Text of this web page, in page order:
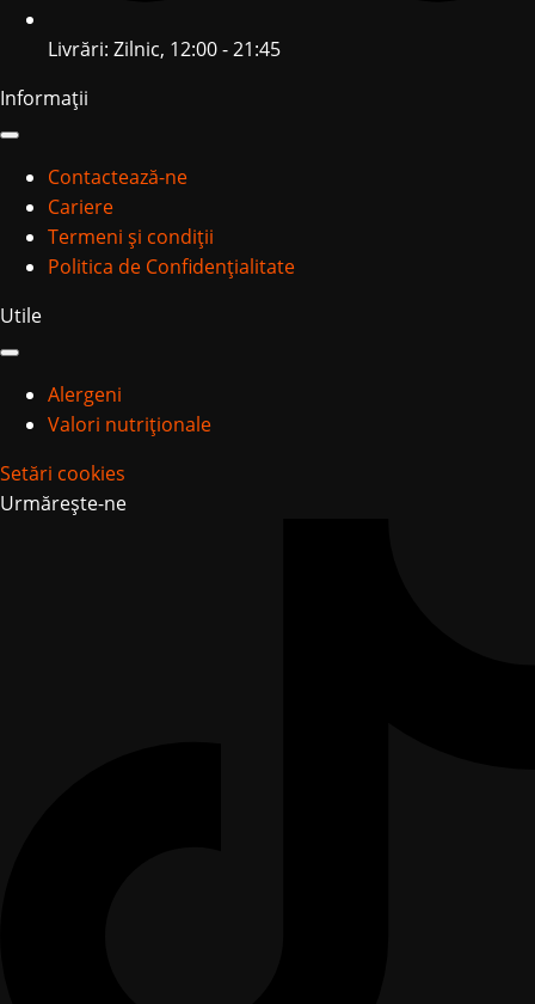
Livrări: Zilnic, 12:00 - 21:45
Informații
Contactează-ne
Cariere
Termeni și condiții
Politica de Confidențialitate
Utile
Alergeni
Valori nutriționale
Setări cookies
Urmărește-ne